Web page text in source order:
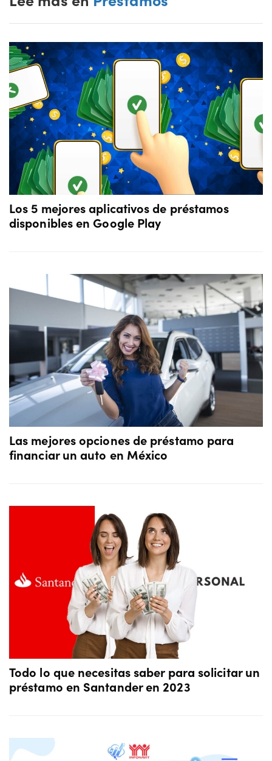
Los 5 mejores aplicativos de préstamos
disponibles en Google Play
Las mejores opciones de préstamo para
financiar un auto en México
Todo lo que necesitas saber para solicitar un
préstamo en Santander en 2023